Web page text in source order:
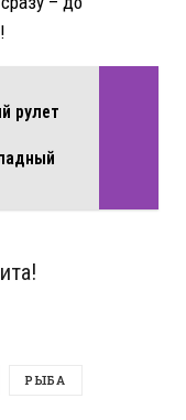
рулет
РЫБА